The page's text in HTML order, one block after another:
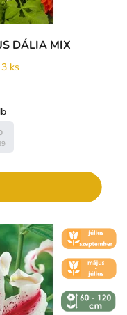
DÁLIA MIX
ks
🌼 KVĚT -
ČERVENEC
🌼 KVĚT -
ČERVEN
↕️ VÝŠKA 60
- 120 CM